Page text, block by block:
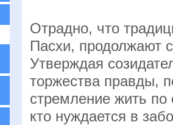
Отрадно, что
Пасхи, продолжают
Утверждая
торжества правды,
стремление жить
кто нуждается в